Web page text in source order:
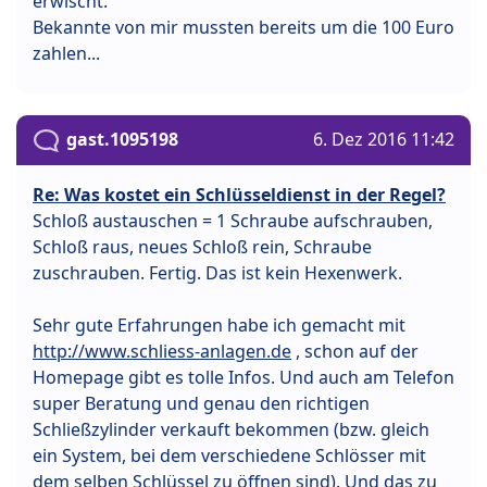
Bekannte von mir mussten bereits um die 100 Euro
zahlen...
gast.1095198 6. Dez 2016 11:42
Re: Was kostet ein Schlüsseldienst in der Regel?
Schloß austauschen = 1 Schraube aufschrauben,
Schloß raus, neues Schloß rein, Schraube
zuschrauben. Fertig. Das ist kein Hexenwerk.
Sehr gute Erfahrungen habe ich gemacht mit
http://www.schliess-anlagen.de , schon auf der
Homepage gibt es tolle Infos. Und auch am Telefon
super Beratung und genau den richtigen
Schließzylinder verkauft bekommen (bzw. gleich
ein System, bei dem verschiedene Schlösser mit
dem selben Schlüssel zu öffnen sind). Und das zu